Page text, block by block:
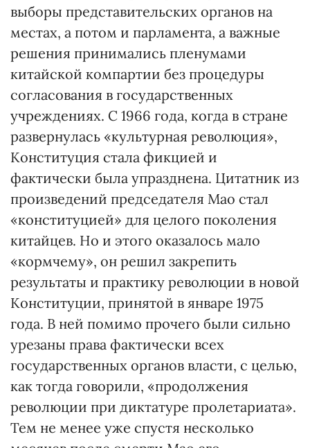
выборы представительских органов на
местах, а потом и парламента, а важные
решения принимались пленумами
китайской компартии без процедуры
согласования в государственных
учреждениях. С 1966 года, когда в стране
развернулась «культурная революция»,
Конституция стала фикцией и
фактически была упразднена. Цитатник из
произведений председателя Мао стал
«конституцией» для целого поколения
китайцев. Но и этого оказалось мало
«кормчему», он решил закрепить
результаты и практику революции в новой
Конституции, принятой в январе 1975
года. В ней помимо прочего были сильно
урезаны права фактически всех
государственных органов власти, с целью,
как тогда говорили, «продолжения
революции при диктатуре пролетариата».
Тем не менее уже спустя несколько